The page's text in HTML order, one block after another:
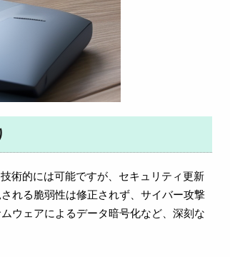
術的には可能ですが、セキュリティ更新
れる脆弱性は修正されず、サイバー攻撃
ウェアによるデータ暗号化など、深刻な